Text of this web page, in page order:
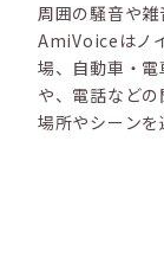
周囲の騒音や雑
AmiVoiceはノ
場、自動車・
や、電話など
場所やシーンを